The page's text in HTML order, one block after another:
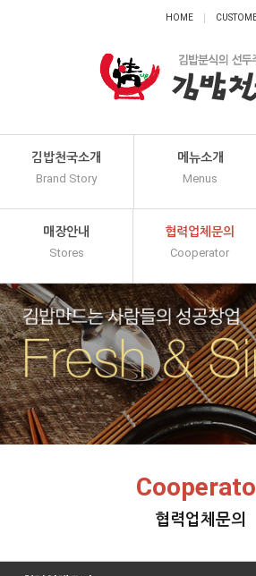
HOME
김밥천국소개
Brand Story
메뉴소개
Menus
매장안내
Stores
협력업체문의
Cooperator
협력업체문의